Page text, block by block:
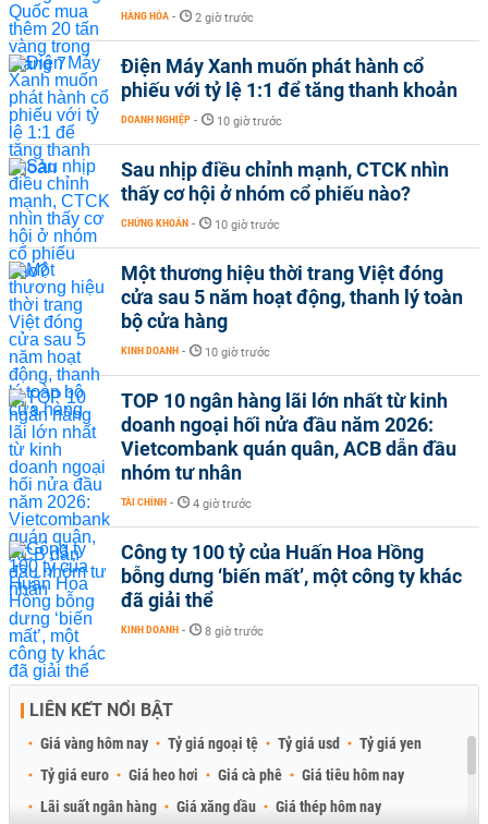
HÀNG HÓA - 2 giờ trước
Điện Máy Xanh muốn phát hành cổ
phiếu với tỷ lệ 1:1 để tăng thanh khoản
DOANH NGHIỆP - 10 giờ trước
Sau nhịp điều chỉnh mạnh, CTCK nhìn
thấy cơ hội ở nhóm cổ phiếu nào?
CHỨNG KHOÁN - 10 giờ trước
Một thương hiệu thời trang Việt đóng
cửa sau 5 năm hoạt động, thanh lý toàn
bộ cửa hàng
KINH DOANH - 10 giờ trước
TOP 10 ngân hàng lãi lớn nhất từ kinh
doanh ngoại hối nửa đầu năm 2026:
Vietcombank quán quân, ACB dẫn đầu
nhóm tư nhân
TÀI CHÍNH - 4 giờ trước
Công ty 100 tỷ của Huấn Hoa Hồng
bỗng dưng ‘biến mất’, một công ty khác
đã giải thể
KINH DOANH - 8 giờ trước
LIÊN KẾT NỔI BẬT
Giá vàng hôm nay Tỷ giá ngoại tệ Tỷ giá usd
Tỷ giá yen
Tỷ giá euro
Giá heo hơi Giá cà phê
Giá tiêu hôm nay
Lãi suất ngân hàng
Giá xăng dầu Giá thép hôm nay